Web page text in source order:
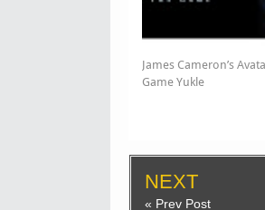
James Cameron’s
Game Yukle
NEXT
« Prev Post